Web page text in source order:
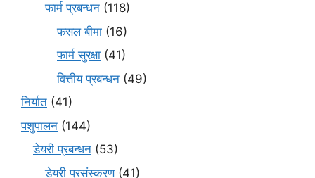
फार्म प्रबन्धन (118)
फसल बीमा (16)
फार्म सुरक्षा (41)
वित्तीय प्रबन्धन (49)
निर्यात (41)
पशुपालन (144)
डेयरी प्रबन्धन (53)
डेयरी प्रसंस्करण(41)